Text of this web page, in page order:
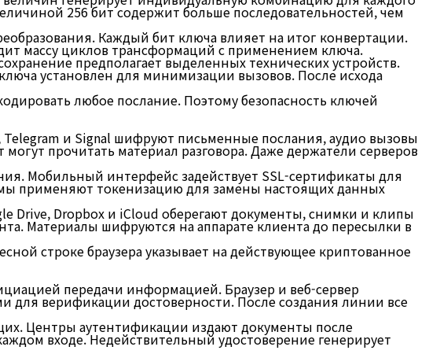
256 бит содержит больше последовательностей, чем
Каждый бит ключа влияет на итог конвертации.
массу циклов трансформаций с применением ключа.
предполагает выделенных технических устройств.
установлен для минимизации вызовов. После исхода
любое послание. Поэтому безопасность ключей
и Signal шифруют письменные послания, аудио вызовы
прочитать материал разговора. Даже держатели серверов
Мобильный интерфейс задействует SSL-сертификаты для
применяют токенизацию для замены настоящих данных
Drive, Dropbox и iCloud оберегают документы, снимки и клипы
Материалы шифруются на аппарате клиента до пересылки в
строке браузера указывает на действующее криптованное
передачи информацией. Браузер и веб-сервер
для верификации достоверности. После создания линии все
Центры аутентификации издают документы после
входе. Недействительный удостоверение генерирует